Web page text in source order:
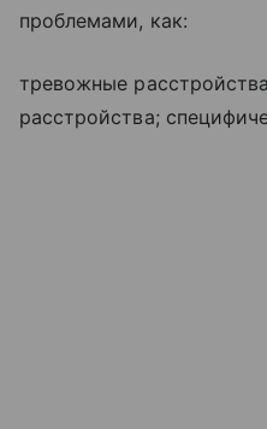
проблемами, как:
тревожные
расстройства;